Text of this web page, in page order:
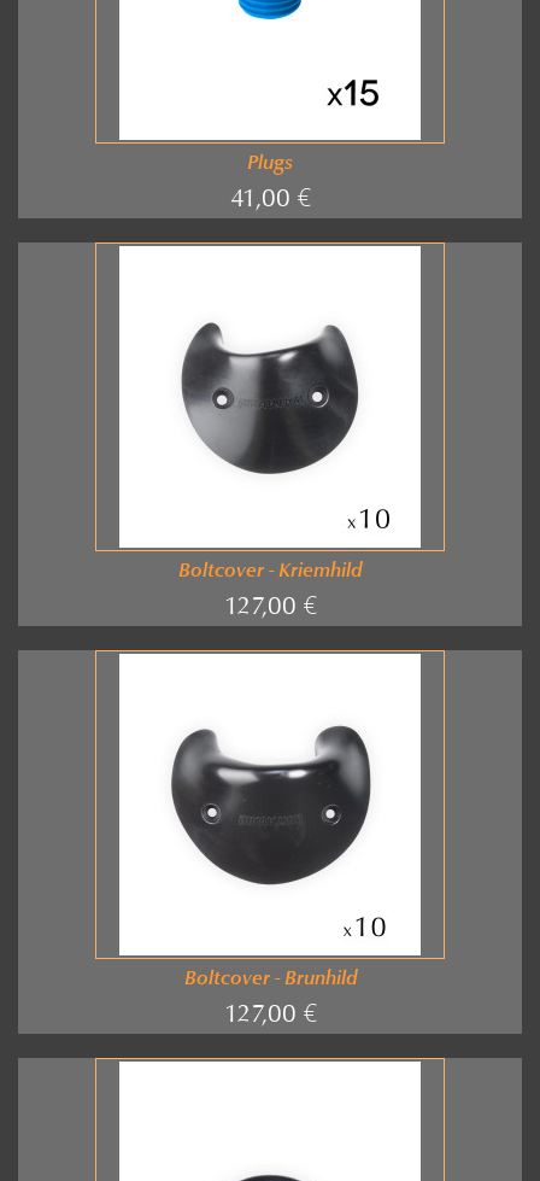
Plugs
41,00 €
Boltcover - Kriemhild
127,00 €
Boltcover - Brunhild
127,00 €